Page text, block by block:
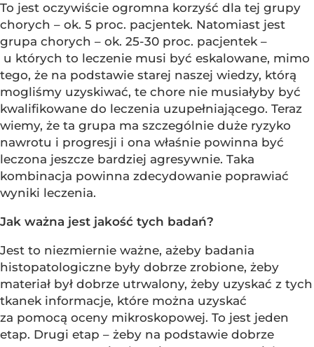
To jest oczywiście ogromna korzyść dla tej grupy
chorych – ok. 5 proc. pacjentek. Natomiast jest
grupa chorych – ok. 25-30 proc. pacjentek –
u których to leczenie musi być eskalowane, mimo
tego, że na podstawie starej naszej wiedzy, którą
mogliśmy uzyskiwać, te chore nie musiałyby być
kwalifikowane do leczenia uzupełniającego. Teraz
wiemy, że ta grupa ma szczególnie duże ryzyko
nawrotu i progresji i ona właśnie powinna być
leczona jeszcze bardziej agresywnie. Taka
kombinacja powinna zdecydowanie poprawiać
wyniki leczenia.
Jak ważna jest jakość tych badań?
Jest to niezmiernie ważne, ażeby badania
histopatologiczne były dobrze zrobione, żeby
materiał był dobrze utrwalony, żeby uzyskać z tych
tkanek informacje, które można uzyskać
za pomocą oceny mikroskopowej. To jest jeden
etap. Drugi etap – żeby na podstawie dobrze